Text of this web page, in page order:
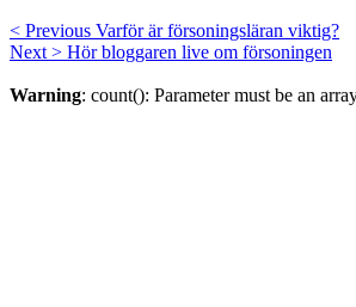
< Previous Varför är försoningsläran viktig?
Next > Hör bloggaren live om försoningen
Warning: count(): Parameter must be an